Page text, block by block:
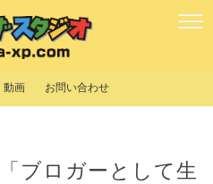
動画 お問い合わせ
ブロガーとして生